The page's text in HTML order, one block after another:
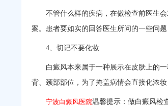
不管什么样的疾病，在做检查前医生会
案。患者要如实的回答医生所问的一些问
4、切记不要化妆
白癜风本来属于一种展示在皮肤上的一
背、颈部部位，为了掩盖病情会直接化浓
宁波白癜风医院温馨提示：做白癜风检